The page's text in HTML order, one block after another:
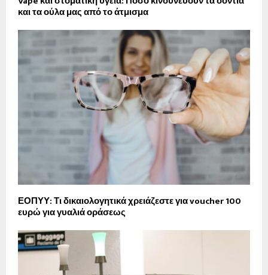
και τα ούλα μας από το άτμισμα
ΕΟΠΥΥ: Τι δικαιολογητικά χρειάζεστε για voucher 100
ευρώ για γυαλιά οράσεως